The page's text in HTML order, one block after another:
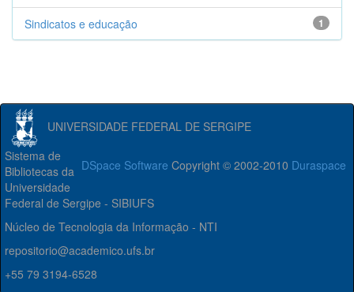
1
Sindicatos e educação
UNIVERSIDADE FEDERAL DE SERGIPE
DSpace Software Copyright © 2002-2010 Duraspace
Sistema de
Bibliotecas da
Universidade
Federal de Sergipe - SIBIUFS
Núcleo de Tecnologia da Informação - NTI
repositorio@academico.ufs.br
+55 79 3194-6528